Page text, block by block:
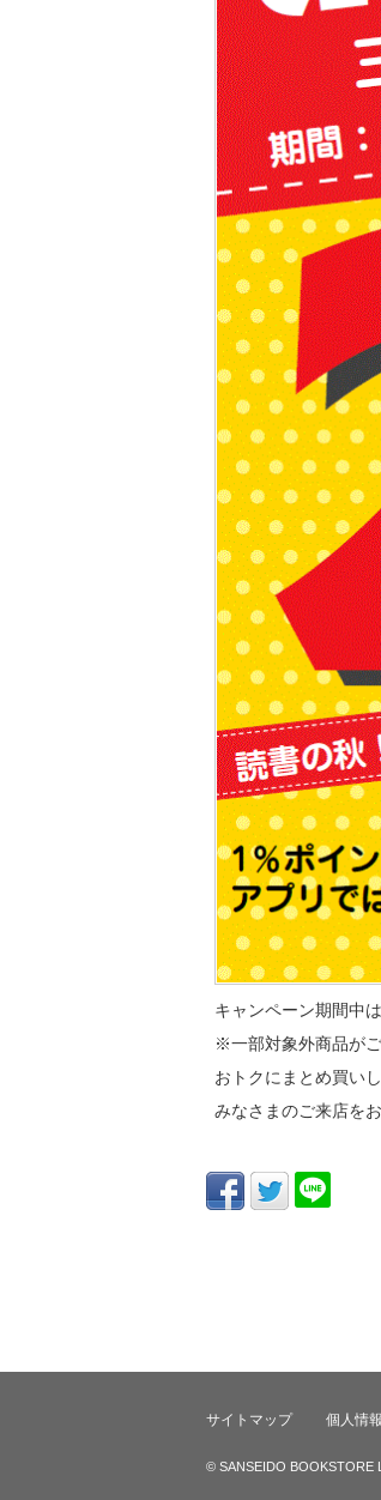
キャンペーン期間中
※一部対象外商品がご
おトクにまとめ買い
みなさまのご来店を
サイトマップ 個人情
© SANSEIDO BOOKSTORE